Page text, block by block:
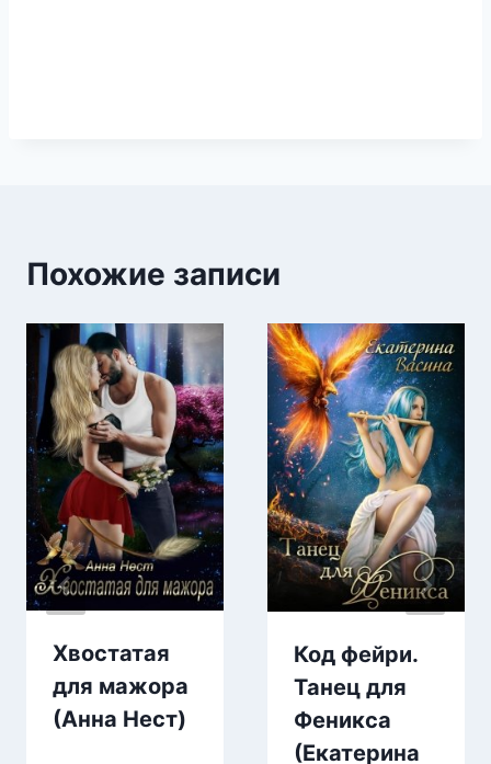
Похожие записи
Хвостатая
для мажора
(Анна Нест)
Код фейри.
Танец для
Феникса
(Екатерина